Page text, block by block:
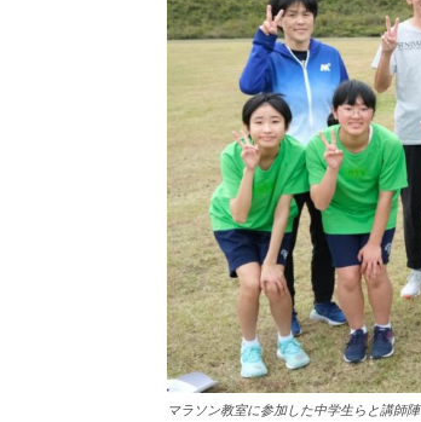
マラソン教室に参加した中学生らと講師陣